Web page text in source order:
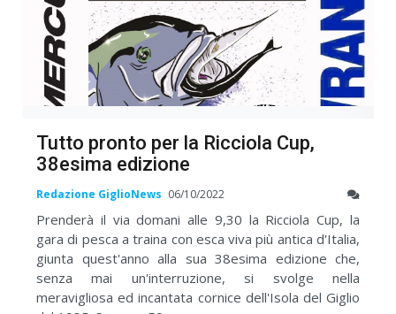
Tutto pronto per la Ricciola Cup,
38esima edizione
Redazione GiglioNews 06/10/2022
Prenderà il via domani alle 9,30 la Ricciola Cup, la
gara di pesca a traina con esca viva più antica d'Italia,
giunta quest'anno alla sua 38esima edizione che,
senza mai un'interruzione, si svolge nella
meravigliosa ed incantata cornice dell'Isola del Giglio